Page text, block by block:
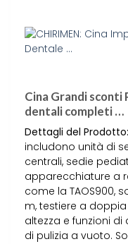
Cina Grandi
dentali completi …
Dettagli del Prodotto:
includono unità di
centrali, sedie
apparecchiature a
come la TAOS900,
m, testiere a
altezza e funzioni
di pulizia a vuoto.